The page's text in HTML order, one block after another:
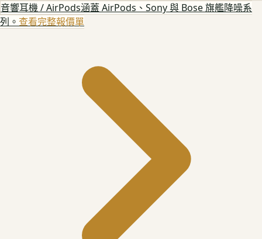
音響耳機 / AirPods涵蓋 AirPods、Sony 與 Bose 旗艦降噪系
列。 查看完整報價單